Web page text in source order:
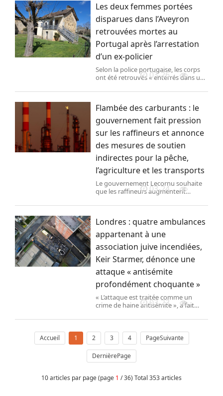
2 février 2023, une semaine après sa
disparition, au bord d’un chemin isolé
des Salles-du-Gardon, village
limitrophe de La Grand-Combe
(Gard), où elle vivait.
Les deux femmes portées
disparues dans l’Aveyron
retrouvées mortes au
Portugal après l’arrestation
d’un ex-policier
Selon la police portugaise, les corps
ont été retrouvés « enterrés dans un
pour « enlèvement et séquestration
ouverte vendredi. L’homme de 42 ans,
actuel compagnon de l’une des
victimes et ancien de l’autre, a été
arrêté avec son fils, âgé de 12 ans, et
sa fille, de bientôt 2 ans.
03-26
Flambée des carburants : le
gouvernement fait pression
sur les raffineurs et annonce
des mesures de soutien
indirectes pour la pêche,
l’agriculture et les transports
Le gouvernement Lecornu souhaite
que les raffineurs augmentent
entreprises de pêche et de transport
bénéficier d’un report de cotisations
sociales, d’un « étalement des
échéances fiscales » et de prêts de
BPIfrance, la banque publique
d’investissement.
03-24
Londres : quatre ambulances
appartenant à une
association juive incendiées,
Keir Starmer, dénonce une
attaque « antisémite
profondément choquante »
« L’attaque est traitée comme un
crime de haine antisémite », a fait
Londres. Celle-ci recherche trois
03-23
Accueil 1 2 3 4 PageSuivante
DernièrePage
10 articles par page (page 1 / 36) Total 353 articles